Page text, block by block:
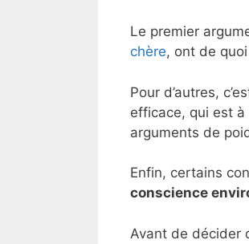
Le premier
chère, ont de
Pour d’autres,
efficace, qui est à
arguments de
Enfin, certains
conscience
Avant de décider